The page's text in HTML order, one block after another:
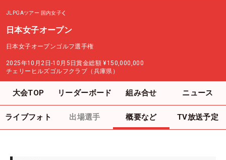
JLPGAツアー 国内女子
日本女子オープン
日本女子オープンゴルフ選手権
2025年10月2日-10月5日賞金総額 ¥150,000,000
チェリーヒルズゴルフクラブ（兵庫県）
大会TOP リーダーボード 組み合せ ニュース
ライブフォト 出場選手 概要など TV放送予定